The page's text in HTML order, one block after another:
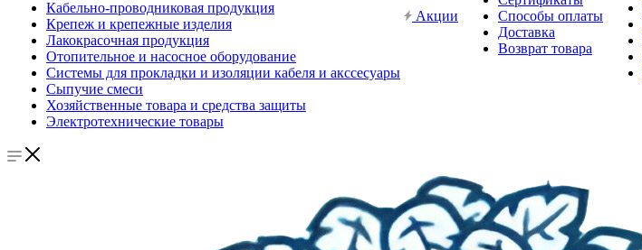
Кабельно-проводниковая продукция
Крепеж и крепежные изделия
Лакокрасочная продукция
Отопительное и насосное оборудование
Системы для прокладки и изоляции кабеля и акссесуары
Сыпучие смеси
Хозяйственные товара и средства защиты
Электротехнические товары
Акции
Способы оплаты
Доставка
Возврат товара